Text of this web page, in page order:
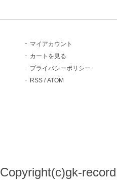
マイアカウント
カートを見る
プライバシーポリシー
RSS /ATOM
Copyright(c)gk-